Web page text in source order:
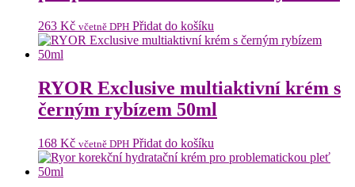
263 Kč včetně DPH Přidat do košíku
RYOR Exclusive multiaktivní krém s
černým rybízem 50ml
168 Kč včetně DPH Přidat do košíku